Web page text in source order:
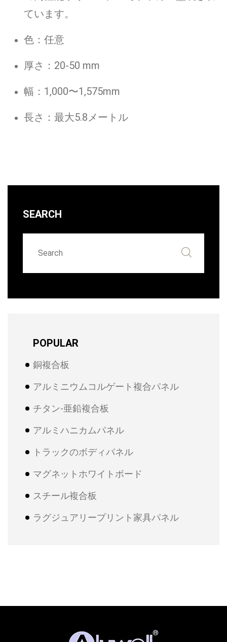
ています。
色：任意
厚さ：20-50 mm
幅：1,000〜1,575mm
長さ：最大5.8メートル
SEARCH
POPULAR
銅複合板
アルミニウムコルゲート複合パネル
チタン-亜鉛複合板
アルミハニカムパネル
トラックのボディパネル
マグネットホワイトボード
スチール複合板
ラグジュアリープリント家具パネル